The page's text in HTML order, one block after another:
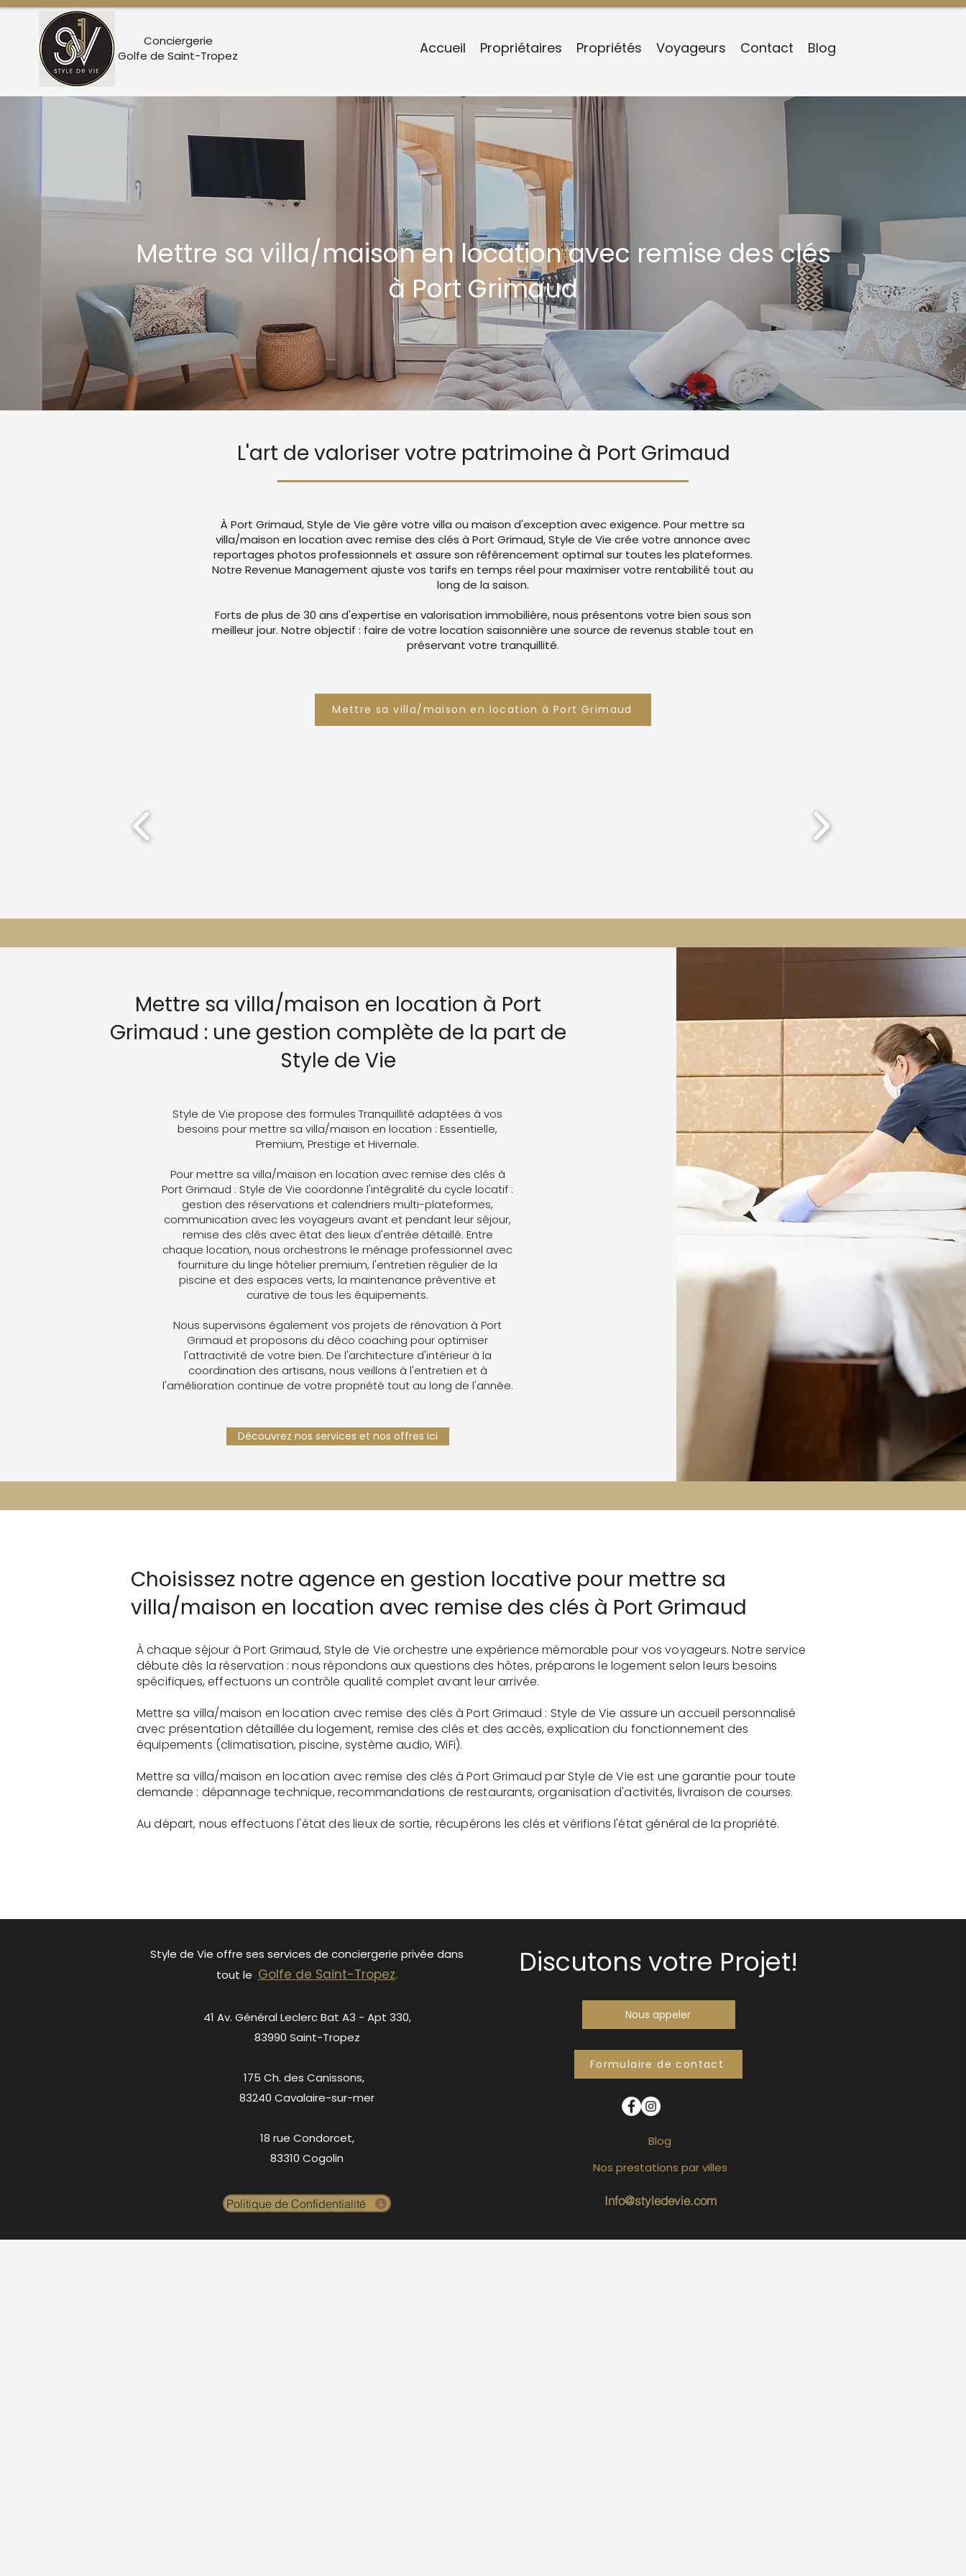
Conciergerie
Golfe de Saint-Tropez
Accueil Propriétaires Propriétés Voyageurs Contact Blog
Mettre sa villa/maison en location avec remise des clés
à Port Grimaud
L'art de valoriser votre patrimoine à Port Grimaud
À Port Grimaud, Style de Vie gère votre villa ou maison d'exception avec exigence. Pour mettre sa
villa/maison en location avec remise des clés à Port Grimaud, Style de Vie crée votre annonce avec
reportages photos professionnels et assure son référencement optimal sur toutes les plateformes.
Notre Revenue Management ajuste vos tarifs en temps réel pour maximiser votre rentabilité tout au
long de la saison.
Forts de plus de 30 ans d'expertise en valorisation immobilière, nous présentons votre bien sous son
meilleur jour. Notre objectif : faire de votre location saisonnière une source de revenus stable tout en
préservant votre tranquillité.
Mettre sa villa/maison en location à Port Grimaud
Mettre sa villa/maison en location à Port
Grimaud : une gestion complète de la part de
Style de Vie
Style de Vie propose des formules Tranquillité adaptées à vos
besoins pour mettre sa villa/maison en location : Essentielle,
Premium, Prestige et Hivernale.
Pour mettre sa villa/maison en location avec remise des clés à
Port Grimaud : Style de Vie coordonne l'intégralité du cycle locatif :
gestion des réservations et calendriers multi-plateformes,
communication avec les voyageurs avant et pendant leur séjour,
remise des clés avec état des lieux d'entrée détaillé. Entre
chaque location, nous orchestrons le ménage professionnel avec
fourniture du linge hôtelier premium, l'entretien régulier de la
piscine et des espaces verts, la maintenance préventive et
curative de tous les équipements.
Nous supervisons également vos projets de rénovation à Port
Grimaud et proposons du déco coaching pour optimiser
l'attractivité de votre bien. De l'architecture d'intérieur à la
coordination des artisans, nous veillons à l'entretien et à
l'amélioration continue de votre propriété tout au long de l'année.
Découvrez nos services et nos offres ici
Choisissez notre agence en gestion locative pour mettre sa
villa/maison en location avec remise des clés à Port Grimaud
À chaque séjour à Port Grimaud, Style de Vie orchestre une expérience mémorable pour vos voyageurs. Notre service
débute dès la réservation : nous répondons aux questions des hôtes, préparons le logement selon leurs besoins
spécifiques, effectuons un contrôle qualité complet avant leur arrivée.
Mettre sa villa/maison en location avec remise des clés à Port Grimaud : Style de Vie assure un accueil personnalisé
avec présentation détaillée du logement, remise des clés et des accès, explication du fonctionnement des
équipements (climatisation, piscine, système audio, WiFi).
Mettre sa villa/maison en location avec remise des clés à Port Grimaud par Style de Vie est une garantie pour toute
demande : dépannage technique, recommandations de restaurants, organisation d'activités, livraison de courses.
Au départ, nous effectuons l'état des lieux de sortie, récupérons les clés et vérifions l'état général de la propriété.
Style de Vie offre ses services de conciergerie privée dans
tout le Golfe de Saint-Tropez.
41 Av. Général Leclerc Bat A3 - Apt 330,
83990 Saint-Tropez
175 Ch. des Canissons,
83240 Cavalaire-sur-mer
18 rue Condorcet,
83310 Cogolin
Politique de Confidentialité
Discutons votre Projet!
Nous appeler
Formulaire de contact
Blog
Info@styledevie.com
Nos prestations par villes